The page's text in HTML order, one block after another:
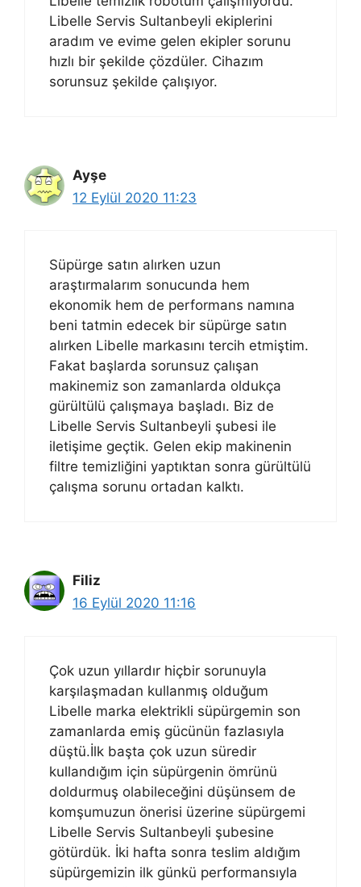
Libelle Servis Sultanbeyli ekiplerini
aradım ve evime gelen ekipler sorunu
hızlı bir şekilde çözdüler. Cihazım
sorunsuz şekilde çalışıyor.
Ayşe
12 Eylül 2020 11:23
Süpürge satın alırken uzun
araştırmalarım sonucunda hem
ekonomik hem de performans namına
beni tatmin edecek bir süpürge satın
alırken Libelle markasını tercih etmiştim.
Fakat başlarda sorunsuz çalışan
makinemiz son zamanlarda oldukça
gürültülü çalışmaya başladı. Biz de
Libelle Servis Sultanbeyli şubesi ile
iletişime geçtik. Gelen ekip makinenin
filtre temizliğini yaptıktan sonra gürültülü
çalışma sorunu ortadan kalktı.
Filiz
16 Eylül 2020 11:16
Çok uzun yıllardır hiçbir sorunuyla
karşılaşmadan kullanmış olduğum
Libelle marka elektrikli süpürgemin son
zamanlarda emiş gücünün fazlasıyla
düştü.İlk başta çok uzun süredir
kullandığım için süpürgenin ömrünü
doldurmuş olabileceğini düşünsem de
komşumuzun önerisi üzerine süpürgemi
Libelle Servis Sultanbeyli şubesine
götürdük. İki hafta sonra teslim aldığım
süpürgemizin ilk günkü performansıyla